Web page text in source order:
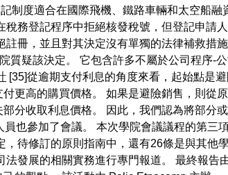
制度適合在國際飛機、鐵路車輛和太空船
務登記程序中拒絕核發稅號，但登記申請
冊，並且對其決定沒有單獨的法律補救措
質疑該決定。 它包含許多不屬於公司程序-
[35]從逾期支付利息的角度來看，起始點是
更高的購買價格。 如果是避險銷售，則從
分收取利息價格。 因此，我們認為將部分
也參加了會議。 本次學院會議議程的第三
待修訂的原則指南中，還有26條是與其他
發展的相關實務進行專門報道。 最終報告